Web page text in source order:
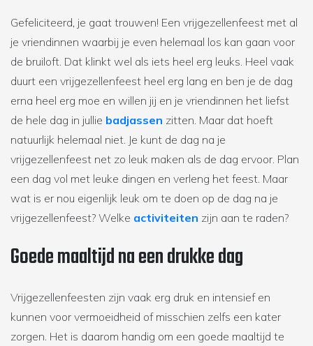
Gefeliciteerd, je gaat trouwen! Een vrijgezellenfeest met al
je vriendinnen waarbij je even helemaal los kan gaan voor
de bruiloft. Dat klinkt wel als iets heel erg leuks. Heel vaak
duurt een vrijgezellenfeest heel erg lang en ben je de dag
erna heel erg moe en willen jij en je vriendinnen het liefst
de hele dag in jullie badjassen zitten. Maar dat hoeft
natuurlijk helemaal niet. Je kunt de dag na je
vrijgezellenfeest net zo leuk maken als de dag ervoor. Plan
een dag vol met leuke dingen en verleng het feest. Maar
wat is er nou eigenlijk leuk om te doen op de dag na je
vrijgezellenfeest? Welke activiteiten zijn aan te raden?
Goede maaltijd na een drukke dag
Vrijgezellenfeesten zijn vaak erg druk en intensief en
kunnen voor vermoeidheid of misschien zelfs een kater
zorgen. Het is daarom handig om een goede maaltijd te